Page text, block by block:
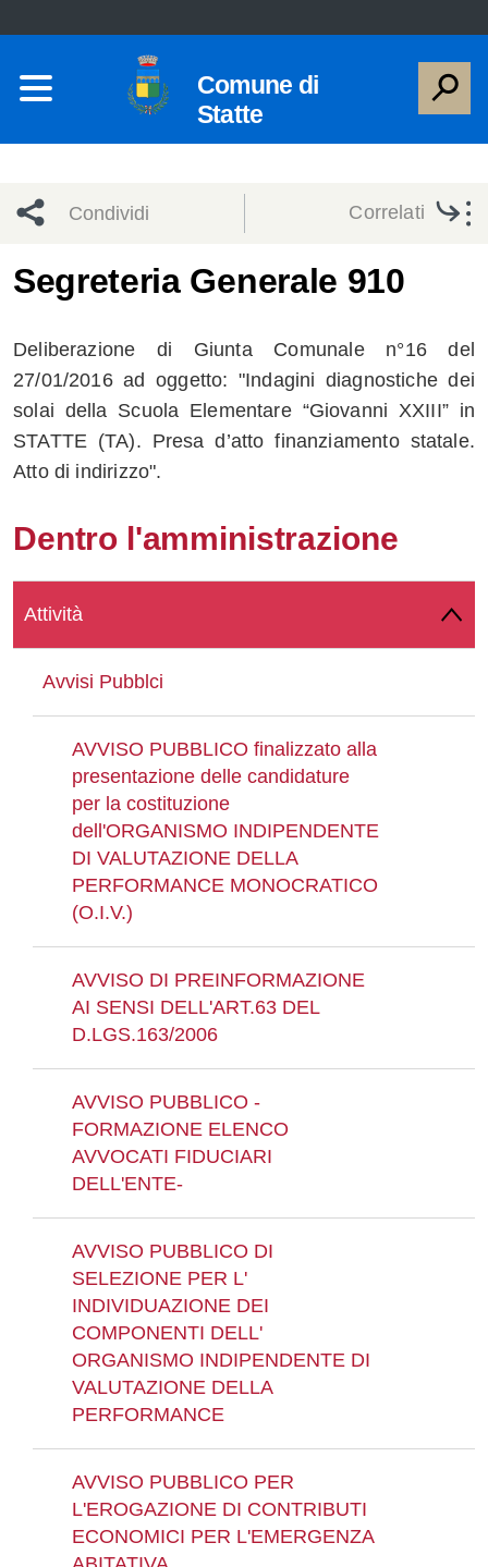
Comune di
Statte
Condividi
network
Condividi
Condividi
Facebook
su
Twitter
Condividi
su
Condividi
Whatsapp
Correlati
Segreteria Generale 910
Deliberazione di Giunta Comunale n°16 del
27/01/2016 ad oggetto: "Indagini diagnostiche dei
solai della Scuola Elementare “Giovanni XXIII” in
STATTE (TA). Presa d’atto finanziamento statale.
Atto di indirizzo".
Dentro l'amministrazione
Attività
Avvisi Pubblci
AVVISO PUBBLICO finalizzato alla
presentazione delle candidature
per la costituzione
dell'ORGANISMO INDIPENDENTE
DI VALUTAZIONE DELLA
PERFORMANCE MONOCRATICO
(O.I.V.)
AVVISO DI PREINFORMAZIONE
AI SENSI DELL'ART.63 DEL
D.LGS.163/2006
AVVISO PUBBLICO -
FORMAZIONE ELENCO
AVVOCATI FIDUCIARI
DELL'ENTE-
AVVISO PUBBLICO DI
SELEZIONE PER L'
INDIVIDUAZIONE DEI
COMPONENTI DELL'
ORGANISMO INDIPENDENTE DI
VALUTAZIONE DELLA
PERFORMANCE
AVVISO PUBBLICO PER
L'EROGAZIONE DI CONTRIBUTI
ECONOMICI PER L'EMERGENZA